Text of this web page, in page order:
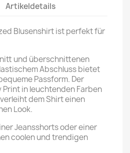
Artikeldetails
Blusenshirt ist perfekt für
und überschnittenen
Abschluss bietet
Passform. Der
Print in leuchtenden Farben
dem Shirt einen
Look.
Jeansshorts oder einer
coolen und trendigen